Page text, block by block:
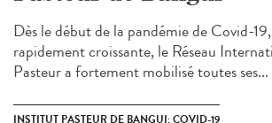
Dès le début de la pandémie de Covid-
rapidement croissante, le Réseau
Pasteur a fortement mobilisé toutes ses...
INSTITUT PASTEUR DE BANGUI; COVID-19